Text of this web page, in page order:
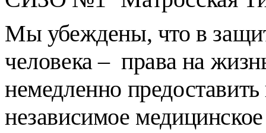
Мы убеждены, что в
человека – права на
немедленно
независимое